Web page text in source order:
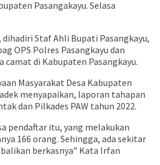
Pasangakayu. Selasa
Staf Ahli Bupati Pasangkayu,
OPS Polres Pasangkayu dan
camat di Kabupaten Pasangkayu.
Masyarakat Desa Kabupaten
menyapaikan, laporan tahapan
dan Pilkades PAW tahun 2022.
pendaftar itu, yang melakukan
166 orang. Sehingga, ada sekitar
berkasnya” Kata Irfan